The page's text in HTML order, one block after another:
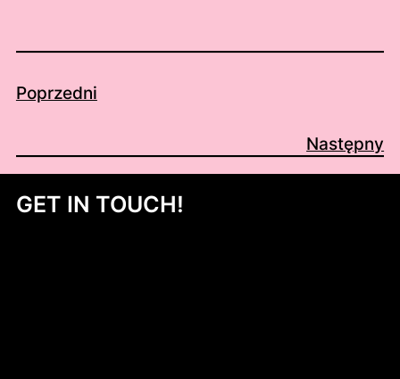
Poprzedni
Następny
GET IN TOUCH!